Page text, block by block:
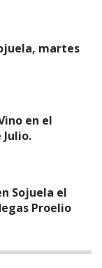
martes
en el
Sojuela el
Proelio